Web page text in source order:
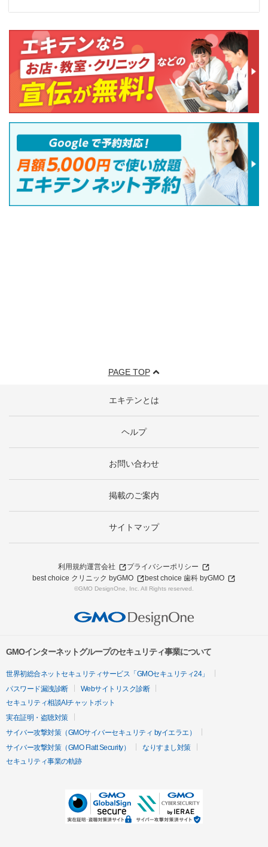
PAGE TOP
エキテンとは
ヘルプ
お問い合わせ
掲載のご案内
サイトマップ
利用規約運営会社
プライバシーポリシー
best choice クリニック byGMO
best choice 歯科 byGMO
©GMO DesignOne, Inc. All Rights reserved.
GMOインターネットグループのセキュリティ事業について
世界初総合ネットセキュリティサービス「GMOセキュリティ24」
パスワード漏洩診断
Webサイトリスク診断
セキュリティ相談AIチャットボット
実在証明・盗聴対策
サイバー攻撃対策（GMOサイバーセキュリティ byイエラエ）
サイバー攻撃対策（GMO Flatt Security）
なりすまし対策
セキュリティ事業の軌跡